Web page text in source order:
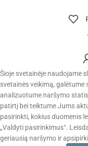
Šioje svetainėje naudojame
svetainės veikimą,
analizuotume naršymo
patirtį bei teiktume Jums
pasirinkti, kokius duomenis
„Valdyti pasirinkimus“.
geriausią naršymo ir